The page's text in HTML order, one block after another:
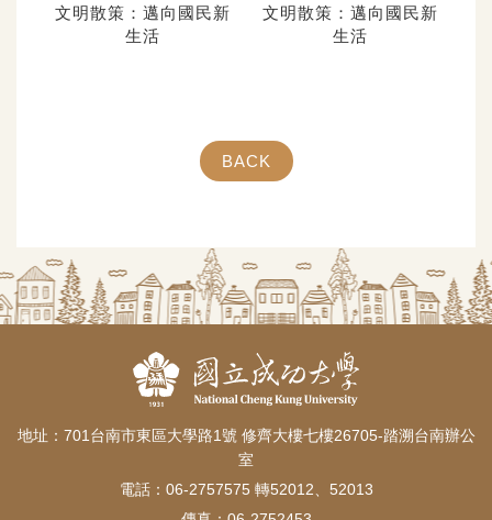
文明散策：邁向國民新
生活
文明散策：邁向國民新
生活
BACK
地址：701台南市東區大學路1號 修齊大樓七樓26705-踏溯台南辦公
室
電話：06-2757575 轉52012、52013